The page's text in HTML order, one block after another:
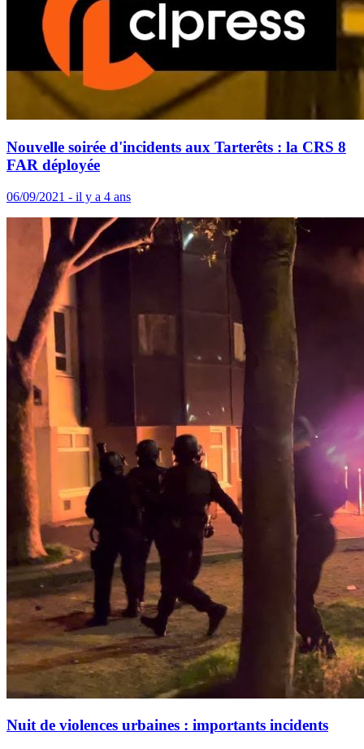
Nouvelle soirée d'incidents aux Tarterêts : la CRS 8
FAR déployée
06/09/2021 - il y a 4 ans
Nuit de violences urbaines : importants incidents